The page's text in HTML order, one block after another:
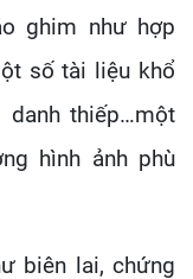
ghim như hợp
số tài liệu khổ
danh thiếp…một
hình ảnh phù
biên lai, chứng